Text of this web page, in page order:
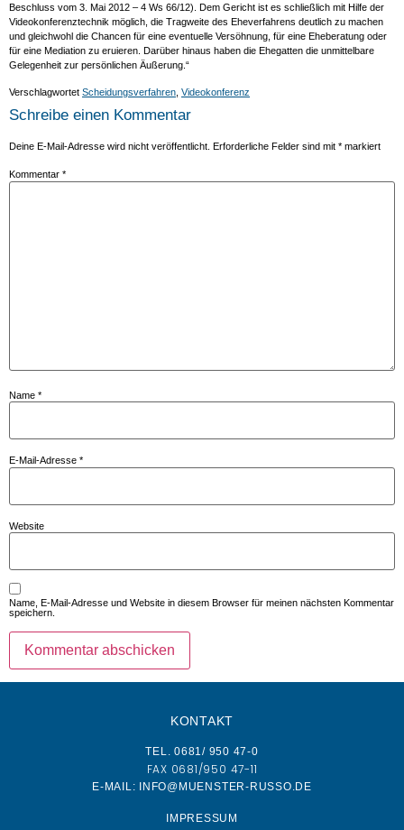
Beschluss vom 3. Mai 2012 – 4 Ws 66/12). Dem Gericht ist es schließlich mit Hilfe der
Videokonferenztechnik möglich, die Tragweite des Eheverfahrens deutlich zu machen
und gleichwohl die Chancen für eine eventuelle Versöhnung, für eine Eheberatung oder
für eine Mediation zu eruieren. Darüber hinaus haben die Ehegatten die unmittelbare
Gelegenheit zur persönlichen Äußerung.“
Verschlagwortet Scheidungsverfahren, Videokonferenz
Schreibe einen Kommentar
Deine E-Mail-Adresse wird nicht veröffentlicht. Erforderliche Felder sind mit * markiert
Kommentar *
Name *
E-Mail-Adresse *
Website
Name, E-Mail-Adresse und Website in diesem Browser für meinen nächsten Kommentar
speichern.
KONTAKT
TEL. 0681/ 950 47-0
FAX 0681/950 47-11
E-MAIL: INFO@MUENSTER-RUSSO.DE
IMPRESSUM